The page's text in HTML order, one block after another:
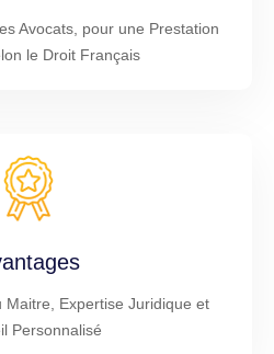
Avocats, pour une Prestation
le Droit Français
Maitre, Expertise Juridique et
Personnalisé